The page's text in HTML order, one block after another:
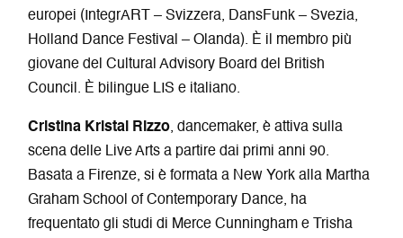
europei (IntegrART – Svizzera, DansFunk – Svezia,
Holland Dance Festival – Olanda). È il membro più
giovane del Cultural Advisory Board del British
Council. È bilingue LIS e italiano.
Cristina Kristal Rizzo, dancemaker, è attiva sulla
scena delle Live Arts a partire dai primi anni 90.
Basata a Firenze, si è formata a New York alla Martha
Graham School of Contemporary Dance, ha
frequentato gli studi di Merce Cunningham e Trisha